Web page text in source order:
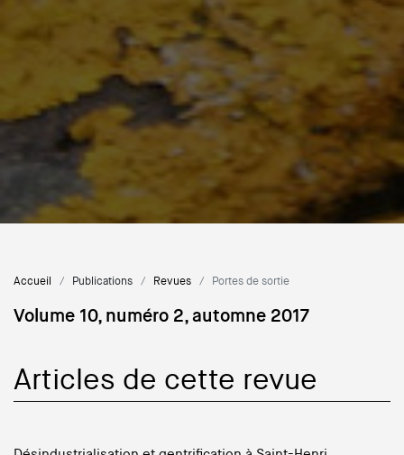
Accueil Publications Revues Portes de sortie
Volume 10, numéro 2, automne 2017
Articles de cette revue